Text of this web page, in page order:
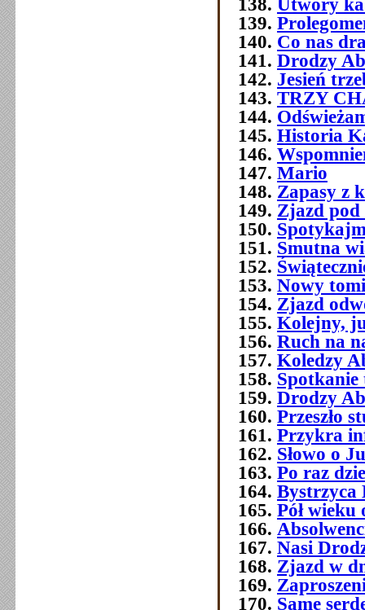
Co nas
Drodzy
Jesień
TRZY
Historia
Mario
Zapasy z
Zjazd
Smutna
Nowy
Zjazd
Kolejny,
Ruch na
Koledzy
Spotkanie
Drodzy
Przeszło
Przykra
Słowo o
Po raz
Bystrzyca
Pół
Nasi
Zjazd w
Same